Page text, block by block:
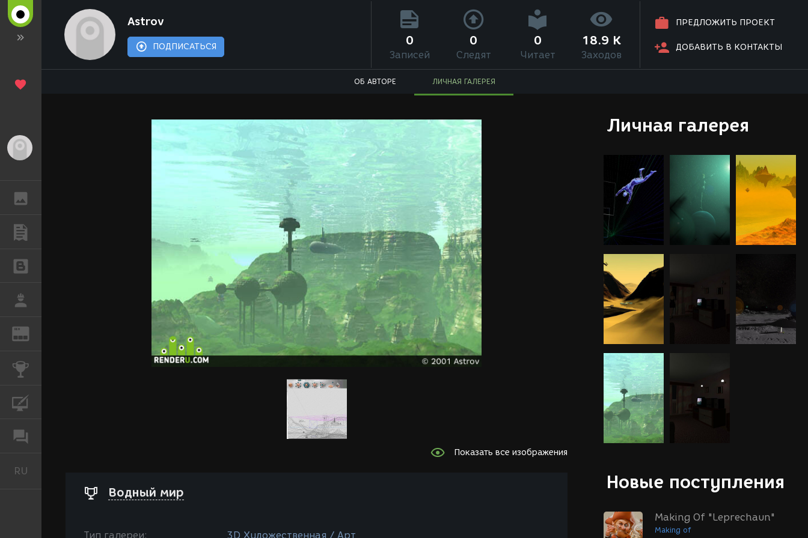
REN
RU
Astrov
ПОДПИСАТЬСЯ
ПРЕДЛОЖИТЬ ПРОЕКТ
ДОБАВИТЬ В КОНТАКТЫ
0
Записей
0
Следят
0
Читает
18.9 K
Заходов
ОБ АВТОРЕ ЛИЧНАЯ ГАЛЕРЕЯ
Личная галерея
Новые поступления
Making Of "Leprechaun"
Making of
Показать все изображения
Водный мир
Тип галереи: 3D Художественная / Арт